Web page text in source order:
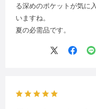
る深めのポケットが気に
いますね。
夏の必需品です。